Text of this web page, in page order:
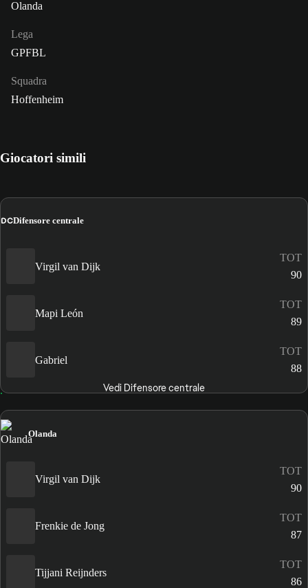
Olanda
Lega
GPFBL
Squadra
Hoffenheim
Giocatori simili
DCDifensore centrale
Virgil van Dijk
TOT
90
Mapi León
TOT
89
Gabriel
TOT
88
Vedi Difensore centrale
Olanda
Virgil van Dijk
TOT
90
Frenkie de Jong
TOT
87
Tijjani Reijnders
TOT
86